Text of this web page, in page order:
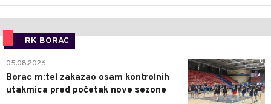
RK BORAC
0
05.08.2026.
Borac m:tel zakazao osam kontrolnih
utakmica pred početak nove sezone